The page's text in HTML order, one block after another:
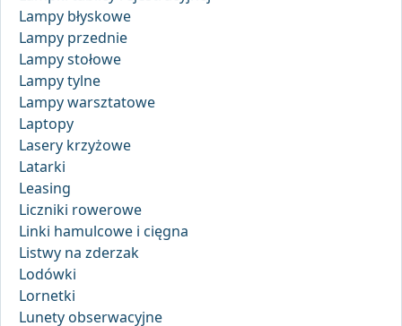
Lampy błyskowe
Lampy przednie
Lampy stołowe
Lampy tylne
Lampy warsztatowe
Laptopy
Lasery krzyżowe
Latarki
Leasing
Liczniki rowerowe
Linki hamulcowe i cięgna
Listwy na zderzak
Lodówki
Lornetki
Lunety obserwacyjne